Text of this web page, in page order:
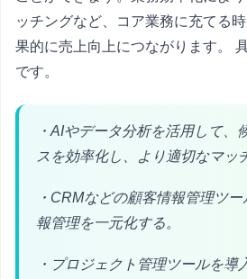
ッチングなど、コア業務に充てる
果的に売上向上につながります。
です。
・AIやデータ分析を活用して、
スを効率化し、より適切なマッ
・CRMなどの顧客情報管理ツ
報管理を一元化する。
・プロジェクト管理ツールを導